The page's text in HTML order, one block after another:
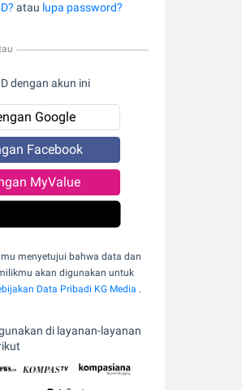
atau lupa password?
dengan akun ini
Google
Facebook
MyValue
menyetujui bahwa data dan
akan digunakan untuk
Data Pribadi KG Media .
di layanan-layanan